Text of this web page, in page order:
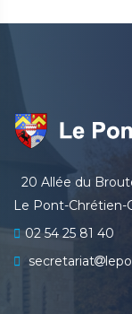
20 Allée du
Le Pont-Chrétien-
02 54 25 81 40
secretariat